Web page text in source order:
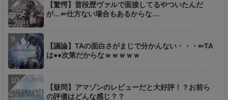
【驚愕】普段歴ヴァルで面接してるやついたんだ
が…⇐仕方ない場合もあるからな…
【議論】TAの面白さがまじで分かんない・・・⇐TA
は●●次第だからなｗｗｗｗｗ
【疑問】アマゾンのレビューだと大好評！？お前ら
の評価はどんな感じ？？